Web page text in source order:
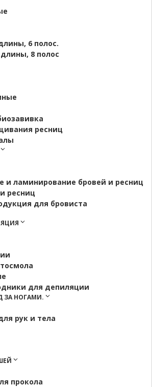
6 полос.
8 полос
ресниц
и ламинирование бровей и ресниц
ресниц
для бровиста
для депиляции
ЗА НОГАМИ.
рук и тела
прокола